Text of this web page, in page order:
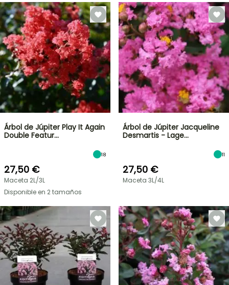
Árbol de Júpiter Play It Again
Double Featur…
18
27,50 €
Maceta 2L/3L
Disponible en 2 tamaños
Árbol de Júpiter Jacqueline
Desmartis - Lage…
11
27,50 €
Maceta 3L/4L